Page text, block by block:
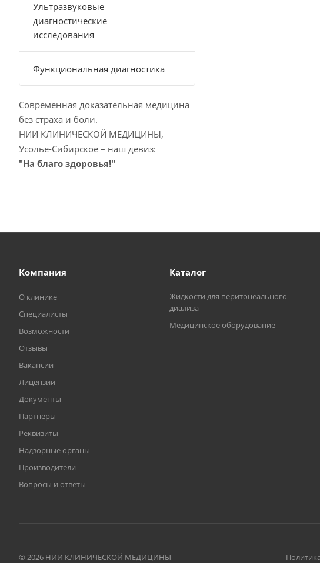
Ультразвуковые
диагностические
исследования
Функциональная диагностика
Современная доказательная медицина
без страха и боли.
НИИ КЛИНИЧЕСКОЙ МЕДИЦИНЫ,
Усолье-Сибирское – наш девиз:
"На благо здоровья!"
Компания
О клинике
Специалисты
Возможности
Отзывы
Вакансии
Лицензии
Документы
Партнеры
Реквизиты
Надзорные органы
Производители
Вопросы и ответы
Каталог
Жидкости для перитонеального
диализа
Медицинское оборудование
© 2026 НИИ КЛИНИЧЕСКОЙ МЕДИЦИНЫ